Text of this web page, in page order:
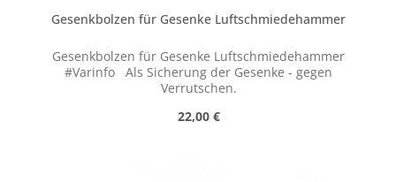
Gesenkbolzen für Gesenke Luftschmiedehammer
Gesenkbolzen für Gesenke Luftschmiedehammer
#Varinfo Als Sicherung der Gesenke - gegen
Verrutschen.
Regulärer Preis:
22,00 €